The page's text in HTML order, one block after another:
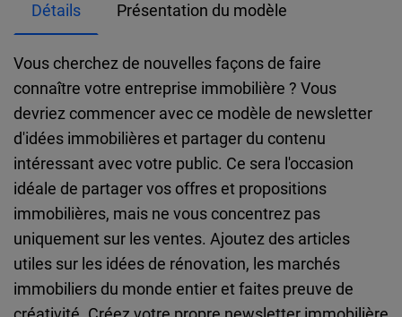
Détails Présentation du modèle
Vous cherchez de nouvelles façons de faire
connaître votre entreprise immobilière ? Vous
devriez commencer avec ce modèle de newsletter
d'idées immobilières et partager du contenu
intéressant avec votre public. Ce sera l'occasion
idéale de partager vos offres et propositions
immobilières, mais ne vous concentrez pas
uniquement sur les ventes. Ajoutez des articles
utiles sur les idées de rénovation, les marchés
immobiliers du monde entier et faites preuve de